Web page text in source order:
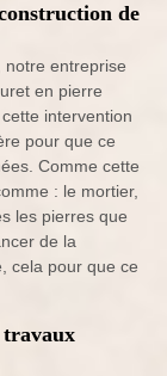
de
notre entreprise
en pierre
intervention
pour que ce
Comme cette
: le mortier,
les pierres que
de la
cela pour que ce
travaux